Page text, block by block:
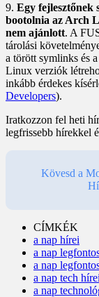
9. Egy fejlesztőnek
bootolnia az Arch
nem ajánlott. A
tárolási
a törött symlinks és
Linux verziók
inkább érdekes
Developers).
Iratkozzon fel heti
legfrissebb hírekkel
Kövesd a
CÍMKÉK
a nap hírei
a nap
a nap
a nap tech hírei
a nap